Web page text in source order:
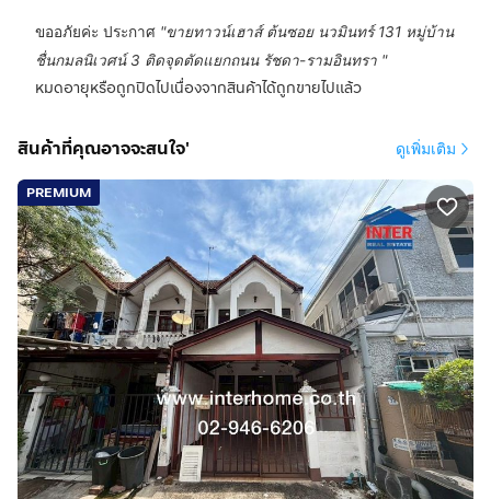
ขออภัยค่ะ ประกาศ "ขายทาวน์เฮาส์ ต้นซอย นวมินทร์ 131 หมู่บ้าน
ชื่นกมลนิเวศน์ 3 ติดจุดตัดแยกถนน รัชดา-รามอินทรา "
หมดอายุหรือถูกปิดไปเนื่องจากสินค้าได้ถูกขายไปแล้ว
สินค้าที่คุณอาจจะสนใจ' ดูเพิ่มเติม
PREMIUM